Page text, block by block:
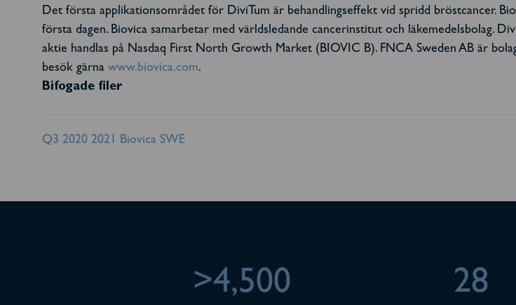
Det första applikationsområdet för DiviTum är behandlingseffekt vid spridd bröstcancer.
första dagen. Biovica samarbetar med världsledande cancerinstitut och läkemedelsbolag.
aktie handlas på Nasdaq First North Growth Market (BIOVIC B). FNCA Sweden AB är
besök gärna www.biovica.com.
Bifogade filer
Q3 2020 2021 Biovica SWE
>4,500 28